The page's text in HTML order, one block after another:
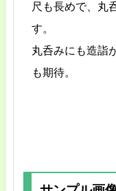
尺も長めで、丸
す。
丸呑みにも造詣
も期待。